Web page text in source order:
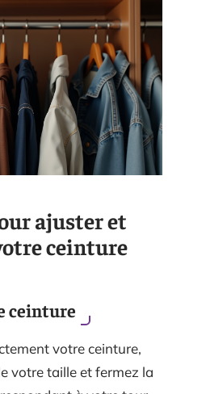
ajuster et
ceinture
ceinture
votre ceinture,
votre taille et fermez la